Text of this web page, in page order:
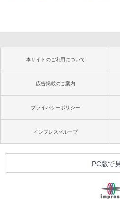
本サイトのご利用について
広告掲載のご案内
プライバシーポリシー
インプレスグループ
PC版で